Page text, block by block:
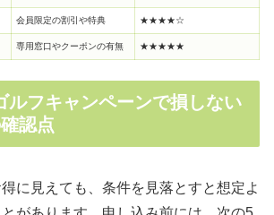
会員限定の割引や特典 ★★★★☆
専用窓口やクーポンの有無 ★★★★★
ルフキャンペーンで損しない
認点
に見えても、条件を見落とすと想定よ